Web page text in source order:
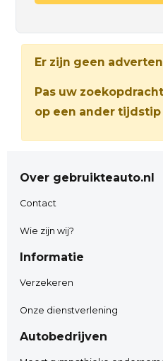
Er zijn geen
Pas uw
op een ander tijdstip
Over gebruikteauto.nl
Contact
Wie zijn wij?
Informatie
Verzekeren
Onze dienstverlening
Autobedrijven